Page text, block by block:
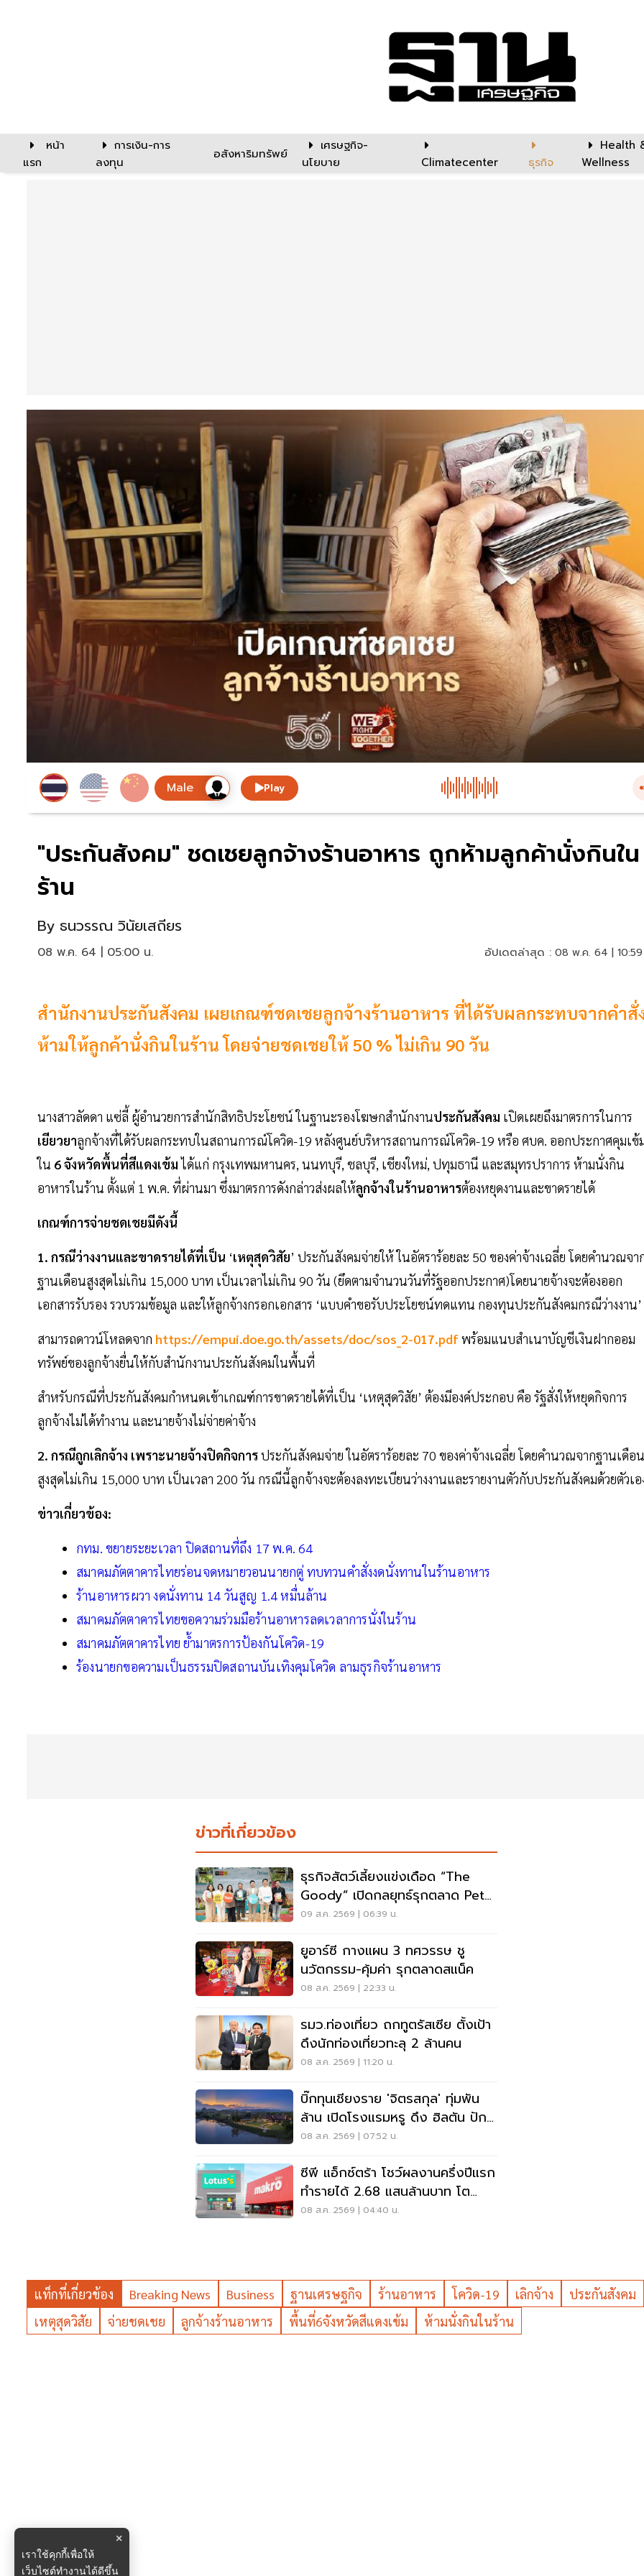
หน้า
แรก
การเงิน-การ
ลงทุน
อสังหาริมทรัพย์
เศรษฐกิจ-
นโยบาย
Climatecenter ธุรกิจ
Health
Wellness
Play
"ประกันสังคม" ชดเชยลูกจ้างร้านอาหาร ถูกห้ามลูกค้านั่งกินใน
ร้าน
By ธนวรรณ วินัยเสถียร
08 พ.ค. 64 | 05:00 น. อัปเดตล่าสุด : 08 พ.ค. 64 |
สำนักงานประกันสังคม เผยเกณฑ์ชดเชยลูกจ้างร้านอาหาร ที่ได้รับผลกระทบจากคำสั่
ห้ามให้ลูกค้านั่งกินในร้าน โดยจ่ายชดเชยให้ 50 % ไม่เกิน 90 วัน
นางสาวลัดดา แซ่ลี้ ผู้อำนวยการสำนักสิทธิประโยชน์ ในฐานะรองโฆษกสำนักงานประกันสังคม เปิดเผยถึงมาตรการในการ
เยียวยาลูกจ้างที่ได้รับผลกระทบในสถานการณ์โควิด-19 หลังศูนย์บริหารสถานการณ์โควิด-19 หรือ ศบค. ออกประกาศคุมเข้
ใน 6 จังหวัดพื้นที่สีแดงเข้มได้แก่ กรุงเทพมหานคร, นนทบุรี, ชลบุรี, เชียงใหม่, ปทุมธานี และสมุทรปราการ ห้ามนั่งกิน
อาหารในร้าน ตั้งแต่ 1 พ.ค. ที่ผ่านมา ซึ่งมาตรการดังกล่าวส่งผลให้ลูกจ้างในร้านอาหารต้องหยุดงานและขาดรายได้
เกณฑ์การจ่ายชดเชยมีดังนี้
1. กรณีว่างงานและขาดรายได้ที่เป็น ‘เหตุสุดวิสัย’ ประกันสังคมจ่ายให้ ในอัตราร้อยละ 50 ของค่าจ้างเฉลี่ย โดยคำนวณจา
ฐานเดือนสูงสุดไม่เกิน 15,000 บาท เป็นเวลาไม่เกิน 90 วัน (ยึดตามจำนวนวันที่รัฐออกประกาศ)โดยนายจ้างจะต้องออก
เอกสารรับรอง รวบรวมข้อมูล และให้ลูกจ้างกรอกเอกสาร ‘แบบคำขอรับประโยชน์ทดแทน กองทุนประกันสังคมกรณีว่างงาน’
สามารถดาวน์โหลดจาก https://empui.doe.go.th/assets/doc/sos_2-017.pdfพร้อมแนบสำเนาบัญชีเงินฝากออม
ทรัพย์ของลูกจ้างยื่นให้กับสำนักงานประกันสังคมในพื้นที่
สำหรับกรณีที่ประกันสังคมกำหนดเข้าเกณฑ์การขาดรายได้ที่เป็น ‘เหตุสุดวิสัย’ ต้องมีองค์ประกอบ คือ รัฐสั่งให้หยุดกิจการ
ลูกจ้างไม่ได้ทำงาน และนายจ้างไม่จ่ายค่าจ้าง
2. กรณีถูกเลิกจ้าง เพราะนายจ้างปิดกิจการประกันสังคมจ่าย ในอัตราร้อยละ 70 ของค่าจ้างเฉลี่ย โดยคำนวณจากฐานเดือน
สูงสุดไม่เกิน 15,000 บาท เป็นเวลา 200 วัน กรณีนี้ลูกจ้างจะต้องลงทะเบียนว่างงานและรายงานตัวกับประกันสังคมด้วยตัวเอ
ข่าวเกี่ยวข้อง:
กทม. ขยายระยะเวลา ปิดสถานที่ถึง 17 พ.ค. 64
สมาคมภัตตาคารไทยร่อนจดหมายวอนนายกตู่ ทบทวนคำสั่งงดนั่งทานในร้านอาหาร
ร้านอาหารผวา งดนั่งทาน 14 วันสูญ 1.4 หมื่นล้าน
สมาคมภัตตาคารไทยขอความร่วมมือร้านอาหารลดเวลาการนั่งในร้าน
สมาคมภัตตาคารไทย ย้ำมาตรการป้องกันโควิด-19
ร้องนายกขอความเป็นธรรมปิดสถานบันเทิงคุมโควิด ลามธุรกิจร้านอาหาร
ข่าวที่เกี่ยวข้อง
ธุรกิจสัตว์เลี้ยงแข่งเดือด “The
Goody” เปิดกลยุทธ์รุกตลาด Pet
Humanization
09 ส.ค. 2569 | 06:39 น.
ยูอาร์ซี กางแผน 3 ทศวรรษ ชู
นวัตกรรม-คุ้มค่า รุกตลาดสแน็ค
08 ส.ค. 2569 | 22:33 น.
รมว.ท่องเที่ยว ถกทูตรัสเซีย ตั้งเป้า
ดึงนักท่องเที่ยวทะลุ 2 ล้านคน
08 ส.ค. 2569 | 11:20 น.
บิ๊กทุนเชียงราย 'จิตรสกุล' ทุ่มพัน
ล้าน เปิดโรงแรมหรู ดึง ฮิลตัน ปัก
หมุดแบรนด์ใหม่
08 ส.ค. 2569 | 07:52 น.
ซีพี แอ็กซ์ตร้า โชว์ผลงานครึ่งปีแรก
ทำรายได้ 2.68 แสนล้านบาท โต
3.6%
08 ส.ค. 2569 | 04:40 น.
แท็กที่เกี่ยวข้อง Breaking News Business ฐานเศรษฐกิจ ร้านอาหาร โควิด-19 เลิกจ้าง
ประกันสังคม
เหตุสุดวิสัย
จ่ายชดเชย ลูกจ้างร้านอาหาร พื้นที่6จังหวัดสีแดงเข้ม ห้ามนั่งกินในร้าน
×
เราใช้คุกกี้เพื่อให้
เว็บไซต์ทำงานได้ดีขึ้น